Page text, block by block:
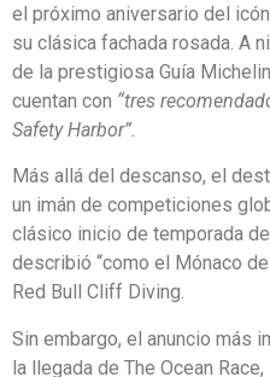
el próximo aniversario del
su clásica fachada rosada. A
de la prestigiosa Guía
cuentan con “tres
Safety Harbor”.
Más allá del descanso, el
un imán de competiciones
clásico inicio de temporada
describió “como el Mónaco
Red Bull Cliff Diving.
Sin embargo, el anuncio más
la llegada de The Ocean